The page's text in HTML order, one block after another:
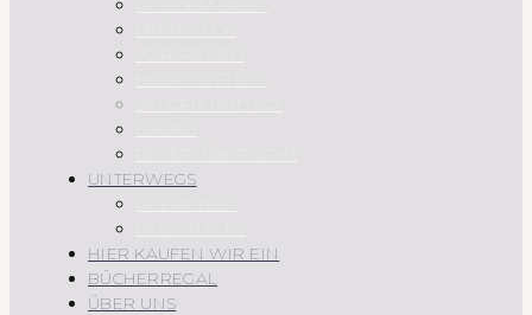
UNTERWEGS
HIER KAUFEN WIR EIN
BÜCHERREGAL
ÜBER UNS